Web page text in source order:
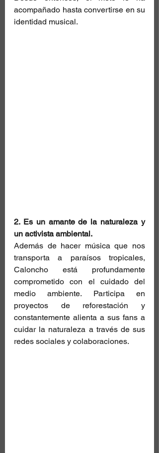
acompañado hasta convertirse en su
identidad musical.
2. Es un amante de la naturaleza y
un activista ambiental.
Además de hacer música que nos
transporta a paraísos tropicales,
Caloncho está profundamente
comprometido con el cuidado del
medio ambiente. Participa en
proyectos de reforestación y
constantemente alienta a sus fans a
cuidar la naturaleza a través de sus
redes sociales y colaboraciones.